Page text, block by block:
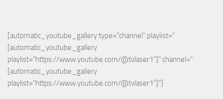
[automatic_youtube_gallery type="channel" playlist="
[automatic_youtube_gallery
playlist="https://www.youtube.com/@tvlaser1"]" channel="
[automatic_youtube_gallery
playlist="https://www.youtube.com/@tvlaser1"]"]